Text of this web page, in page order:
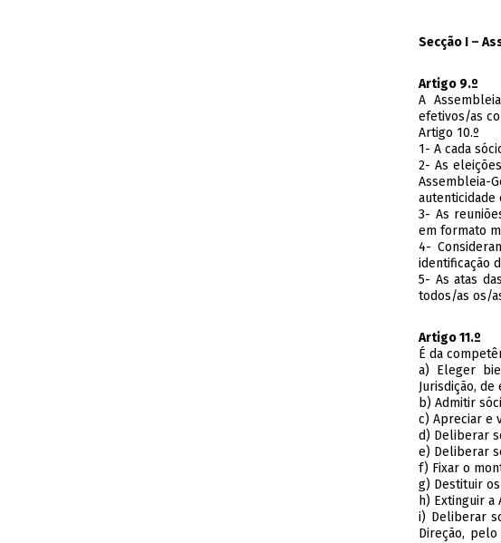
Secção I –
Artigo 9.º
A
efetivos/as
Artigo 10.º
1- A cada
2- As
autenticidade
3- As
em formato
4-
identificação
5- As atas
todos/as os/
Artigo 11.º
É da
a) Eleger
Jurisdição,
b) Admitir
c) Apreciar e
d) Deliberar
e) Deliberar
f) Fixar o
g) Destituir
h) Extinguir
i) Deliberar
Direção,